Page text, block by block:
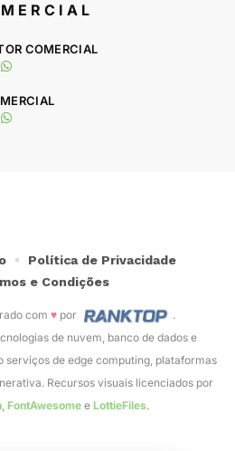
COMERCIAL
com ♥ por
.
de nuvem, banco de dados e
de edge computing, plataformas
Recursos visuais licenciados por
, FontAwesome e LottieFiles.
Política de Privacidade
e Condições